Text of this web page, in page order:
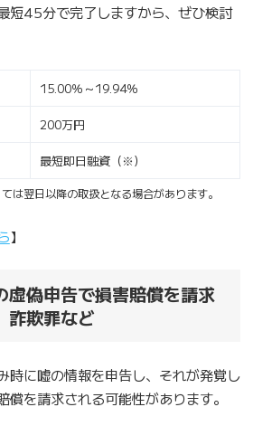
短45分で完了しますから、ぜひ検討
15.00％～19.94％
200万円
最短即日融資（※）
は翌日以降の取扱となる場合があります。
】
虚偽申告で損害賠償を請求
詐欺罪など
時に嘘の情報を申告し、それが発覚し
償を請求される可能性があります。